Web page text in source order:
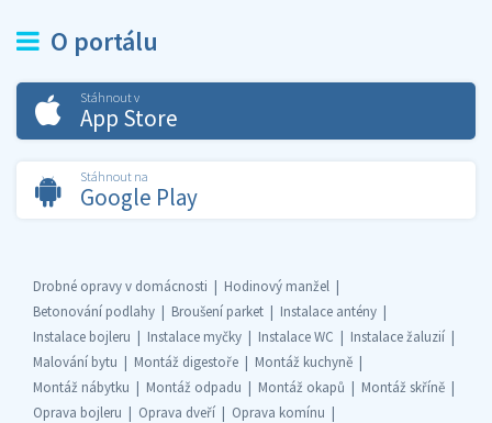
O portálu
Stáhnout v
App Store
Stáhnout na
Google Play
Drobné opravy v domácnosti
Hodinový manžel
Betonování podlahy
Broušení parket
Instalace antény
Instalace bojleru
Instalace myčky Instalace WC
Instalace žaluzií
Malování bytu
Montáž digestoře
Montáž kuchyně
Montáž nábytku
Montáž odpadu Montáž okapů
Montáž skříně
Oprava bojleru
Oprava dveří
Oprava komínu